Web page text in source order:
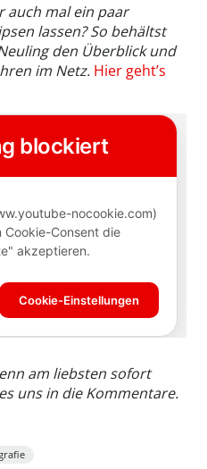
auch mal ein paar
lassen? So behältst
den Überblick und
im Netz. Hier geht’s
am liebsten sofort
uns in die Kommentare.